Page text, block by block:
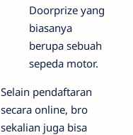
Doorprize yang
biasanya
berupa sebuah
sepeda motor.
Selain pendaftaran
secara online, bro
sekalian juga bisa